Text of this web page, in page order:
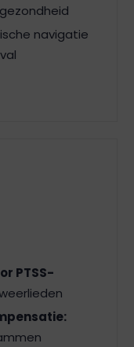
navigatie
PTSS-